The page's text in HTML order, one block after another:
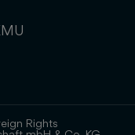
Rights